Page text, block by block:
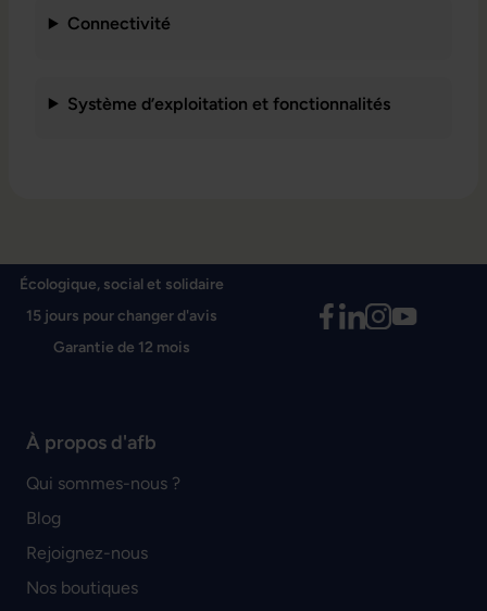
Connectivité
Système d’exploitation et fonctionnalités
Écologique, social et solidaire
15 jours pour changer d'avis
Garantie de 12 mois
À propos d'afb
Qui sommes-nous ?
Blog
Rejoignez-nous
Nos boutiques